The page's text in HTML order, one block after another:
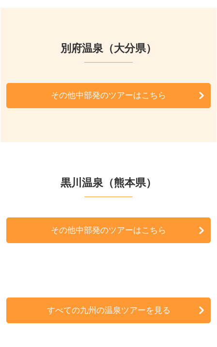
別府温泉（大分県）
その他中部発のツアーはこちら
黒川温泉（熊本県）
その他中部発のツアーはこちら
すべての九州の温泉ツアーを見る